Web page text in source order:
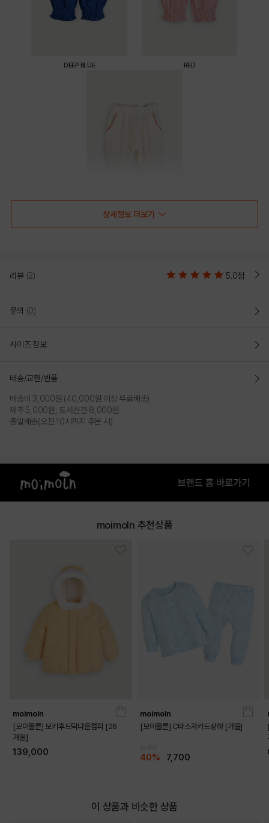
DEEP BLUE RED
상세정보 더보기
리뷰 (2) 5.0점
문의 (0)
사이즈 정보
배송/교환/반품
배송비 3,000원 (40,000원 이상 무료배송)
제주 5,000원, 도서산간 8,000원
총알배송(오전 10시까지 주문 시)
moimoln 추천상품
moimoln
[모이몰른] 모키후드덕다운점퍼 [26
겨울]
139,000
moimoln
[모이몰른] C타스자카드상하 [가을]
40% 7,700
이 상품과 비슷한 상품